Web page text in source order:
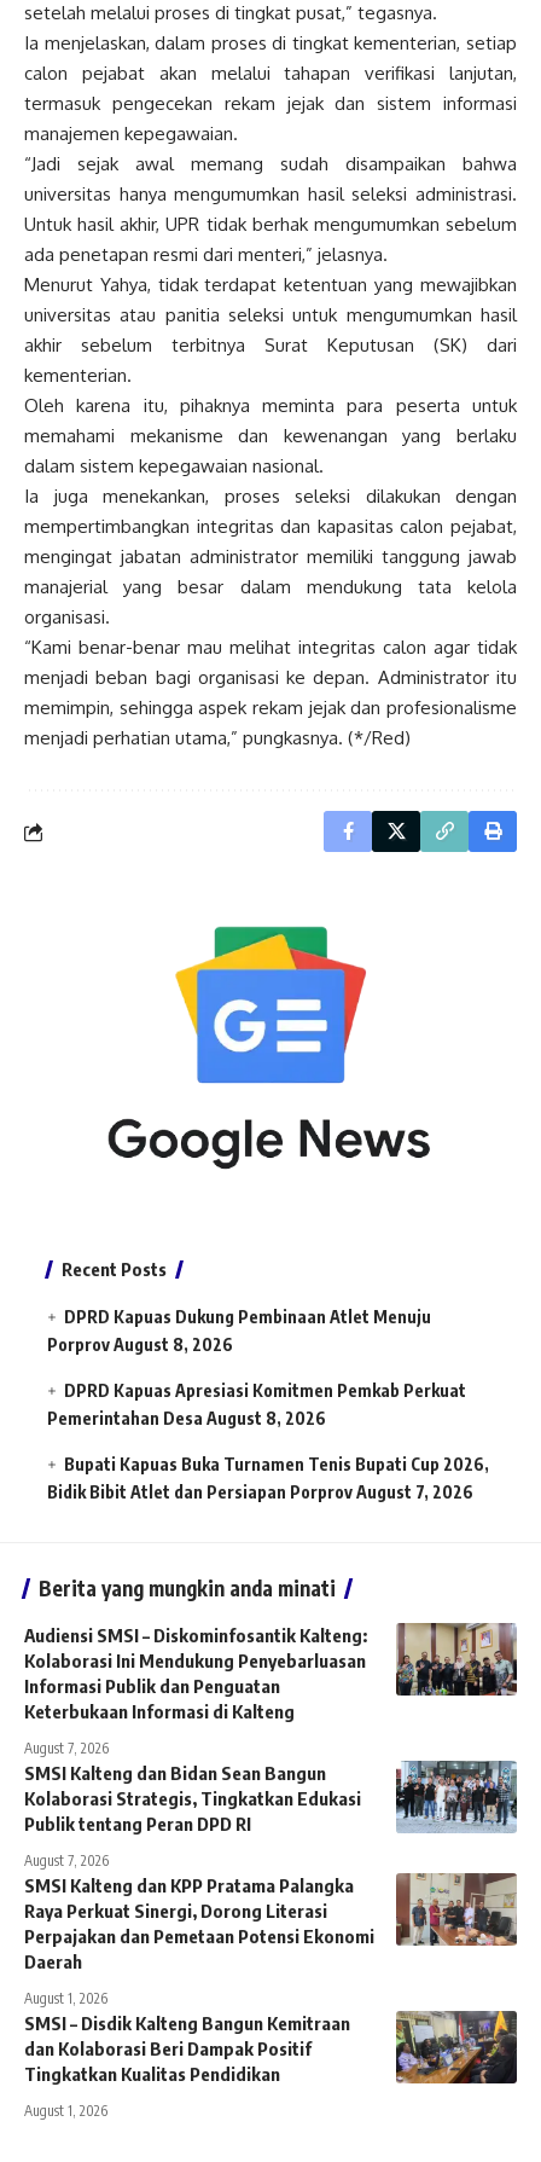
setelah melalui proses di tingkat pusat,” tegasnya.
Ia menjelaskan, dalam proses di tingkat kementerian, setiap
calon pejabat akan melalui tahapan verifikasi lanjutan,
termasuk pengecekan rekam jejak dan sistem informasi
manajemen kepegawaian.
“Jadi sejak awal memang sudah disampaikan bahwa
universitas hanya mengumumkan hasil seleksi administrasi.
Untuk hasil akhir, UPR tidak berhak mengumumkan sebelum
ada penetapan resmi dari menteri,” jelasnya.
Menurut Yahya, tidak terdapat ketentuan yang mewajibkan
universitas atau panitia seleksi untuk mengumumkan hasil
akhir sebelum terbitnya Surat Keputusan (SK) dari
kementerian.
Oleh karena itu, pihaknya meminta para peserta untuk
memahami mekanisme dan kewenangan yang berlaku
dalam sistem kepegawaian nasional.
Ia juga menekankan, proses seleksi dilakukan dengan
mempertimbangkan integritas dan kapasitas calon pejabat,
mengingat jabatan administrator memiliki tanggung jawab
manajerial yang besar dalam mendukung tata kelola
organisasi.
“Kami benar-benar mau melihat integritas calon agar tidak
menjadi beban bagi organisasi ke depan. Administrator itu
memimpin, sehingga aspek rekam jejak dan profesionalisme
menjadi perhatian utama,” pungkasnya. (*/Red)
Recent Posts
DPRD Kapuas Dukung Pembinaan Atlet Menuju
PorprovAugust 8, 2026
DPRD Kapuas Apresiasi Komitmen Pemkab Perkuat
Pemerintahan Desa August 8, 2026
Bupati Kapuas Buka Turnamen Tenis Bupati Cup 2026,
Bidik Bibit Atlet dan Persiapan PorprovAugust 7, 2026
Berita yang mungkin anda minati
Audiensi SMSI – Diskominfosantik Kalteng:
Kolaborasi Ini Mendukung Penyebarluasan
Informasi Publik dan Penguatan
Keterbukaan Informasi di Kalteng
August 7, 2026
SMSI Kalteng dan Bidan Sean Bangun
Kolaborasi Strategis, Tingkatkan Edukasi
Publik tentang Peran DPD RI
August 7, 2026
SMSI Kalteng dan KPP Pratama Palangka
Raya Perkuat Sinergi, Dorong Literasi
Perpajakan dan Pemetaan Potensi Ekonomi
Daerah
August 1, 2026
SMSI – Disdik Kalteng Bangun Kemitraan
dan Kolaborasi Beri Dampak Positif
Tingkatkan Kualitas Pendidikan
August 1, 2026